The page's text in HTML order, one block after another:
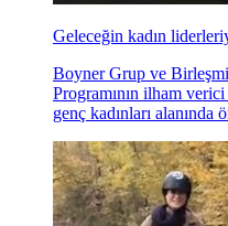
Geleceğin kadın
Boyner Grup ve
Programının ilham
genç kadınları